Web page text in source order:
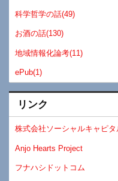
科学哲学の話(49)
お酒の話(130)
地域情報化論考(11)
ePub(1)
リンク
株式会社ソーシャルキャピ
Anjo Hearts Project
フナハシドットコム